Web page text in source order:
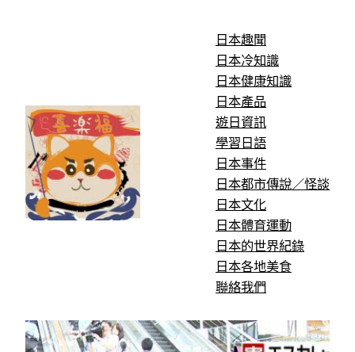
日本趣聞
日本冷知識
日本健康知識
日本產品
遊日資訊
學習日語
日本事件
日本都市傳說／怪談
日本文化
日本體育運動
日本的世界紀錄
日本各地美食
聯絡我們